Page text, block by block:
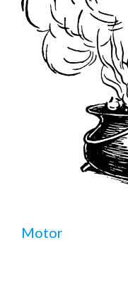
Motor